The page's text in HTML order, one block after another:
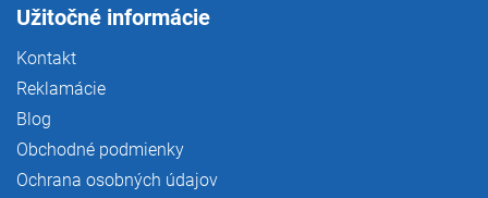
Užitočné informácie
Kontakt
Reklamácie
Blog
Obchodné podmienky
Ochrana osobných údajov